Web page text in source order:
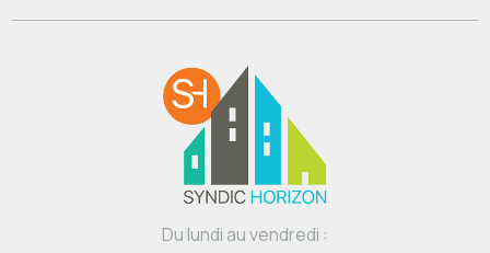
Du lundi au vendredi :